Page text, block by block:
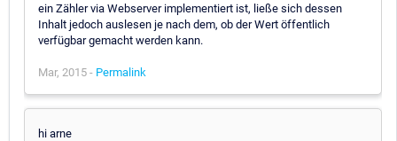
ein Zähler via Webserver implementiert ist, ließe sich dessen
Inhalt jedoch auslesen je nach dem, ob der Wert öffentlich
verfügbar gemacht werden kann.
Mar, 2015 - Permalink
hi arne